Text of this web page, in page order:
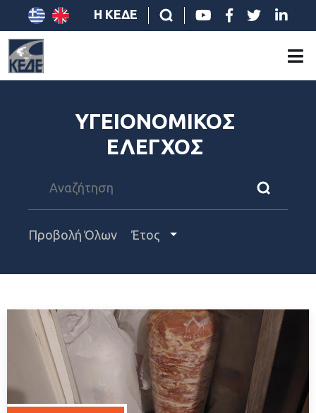
Η ΚΕΔΕ
ΥΓΕΙΟΝΟΜΙΚΟΣ
ΕΛΕΓΧΟΣ
Προβολή Όλων Έτος